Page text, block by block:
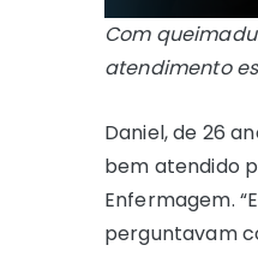
Com
atendimento
Daniel, de 26
bem atendido
Enfermagem.
perguntavam